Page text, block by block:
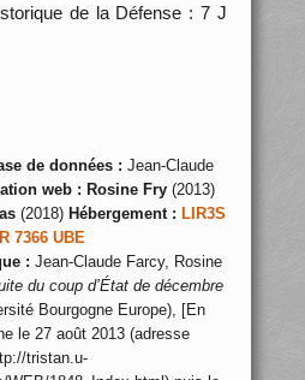
de la Défense : 7 J
de données : Jean-Claude
web : Rosine Fry(2013)
(2018) Hébergement : LIR3S
7366 UBE
: Jean-Claude Farcy, Rosine
du coup d’État de décembre
Bourgogne Europe), [En
le 27 août 2013 (adresse
tristan.u-